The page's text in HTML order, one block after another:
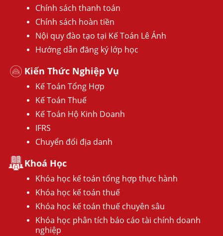
Chính sách thanh toán
Chính sách hoàn tiền
Nội quy đào tạo tại Kế Toán Lê Ánh
Hướng dẫn đăng ký lớp học
Kiến Thức Nghiệp Vụ
Kế Toán Tổng Hợp
Kế Toán Thuế
Kế Toán Hộ Kinh Doanh
IFRS
Chuyển đổi địa danh
Khoá Học
Khóa học kế toán tổng hợp thực hành
Khóa học kế toán thuế
Khóa học kế toán thuế chuyên sâu
Khóa học phân tích báo cáo tài chính doanh
nghiệp